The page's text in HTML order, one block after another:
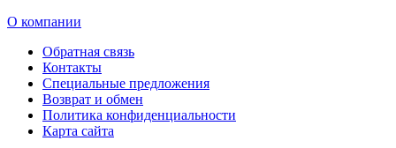
О компании
Обратная связь
Контакты
Специальные предложения
Возврат и обмен
Политика конфиденциальности
Карта сайта